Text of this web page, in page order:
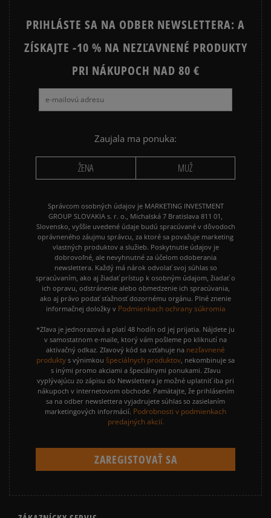
PRIHLÁSTE SA NA ODBER NEWSLETTERA: A
ZÍSKAJTE -10 % NA NEZĽAVNENÉ PRODUKTY
PRI NÁKUPOCH NAD 80 €
Zaujala ma ponuka:
ŽENA MUŽ
Správcom osobných údajov je MARKETING INVESTMENT
GROUP SLOVAKIA s. r. o., Michalská 7 Bratislava 811 01,
Slovensko, vyššie uvedené údaje budú spracúvané v dôvodoch
oprávneného záujmu správcu, za ktoré sa považuje marketing
vlastných produktov a služieb. Poskytnutie údajov je
dobrovoľné, ale nevyhnutné za účelom odoberania
newslettera. Každý má nárok odvolať svoj súhlas so
spracúvaním, ako aj žiadať prístup k osobným údajom, žiadať o
ich opravu, odstránenie alebo obmedzenie ich spracúvania,
ako aj právo podať sťažnosť dozornému orgánu. Plné znenie
informačnej doložky v Podmienkach ochrany súkromia
*Zľava je jednorazová a platí 48 hodín od jej prijatia. Nájdete ju
v samostatnom e-maile, ktorý vám pošleme po kliknutí na
aktivačný odkaz. Zľavový kód sa vzťahuje na nezľavnené
produkty s výnimkou špeciálnych produktov, nekombinuje sa
s inými promo akciami a špeciálnymi ponukami. Zľavu
vyplývajúcu zo zápisu do Newslettera je možné uplatniť iba pri
nákupoch v internetovom obchode. Pamätajte, že prihlásením
sa na odber newslettera vyjadrujete súhlas so zasielaním
marketingových informácií. Podrobnosti v podmienkach
predajných akcií.